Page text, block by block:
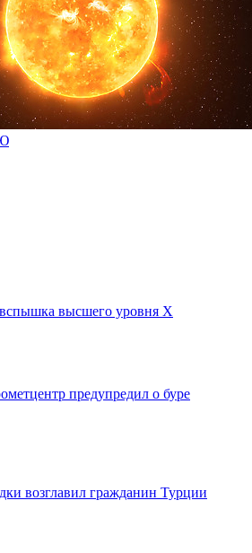
высшего уровня X
предупредил о буре
возглавил гражданин Турции